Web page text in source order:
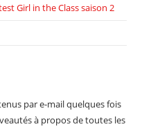
Girl in the Class saison 2
par e-mail quelques fois
à propos de toutes les